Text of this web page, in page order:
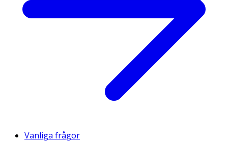
Vanliga frågor